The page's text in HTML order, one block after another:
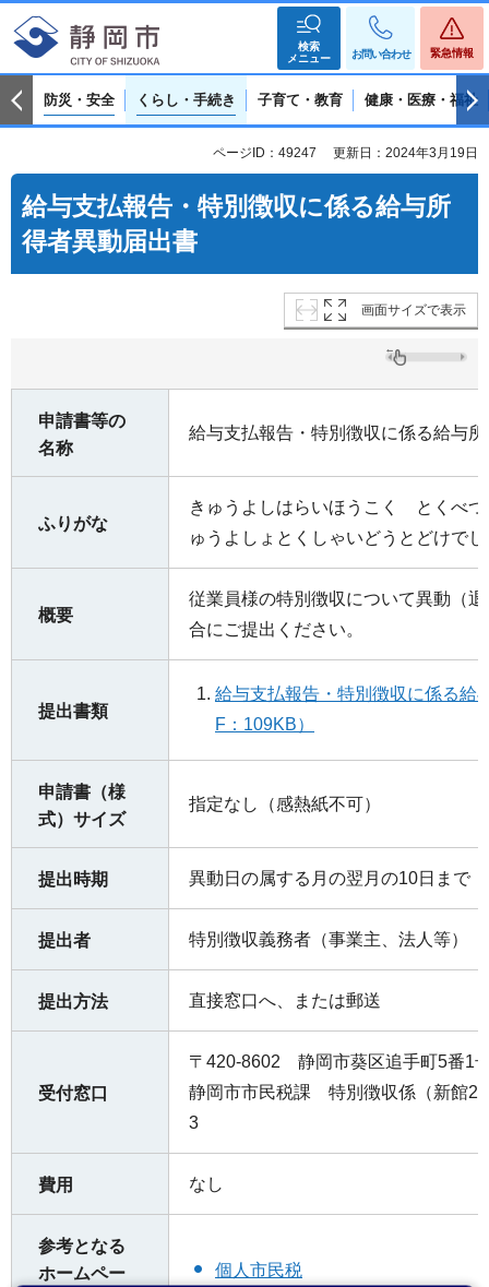
検索
メニュー
お問い合わせ 緊急情報
防災・安全 くらし・手続き 子育て・教育 健康・医療・福祉
ページID：49247 更新日：2024年3月19日
給与支払報告・特別徴収に係る給与所
得者異動届出書
画面サイズで表示
申請書等の
名称
給与支払報告・特別徴収に係る給与
ふりがな
きゅうよしはらいほうこく とくべ
ゅうよしょとくしゃいどうとどけでし
概要
従業員様の特別徴収について異動（
合にご提出ください。
提出書類
給与支払報告・特別徴収に係る給
F：109KB）
申請書（様
式）サイズ
指定なし（感熱紙不可）
提出時期 異動日の属する月の翌月の10日まで
提出者 特別徴収義務者（事業主、法人等）
提出方法 直接窓口へ、または郵送
受付窓口
〒420-8602 静岡市葵区追手町5番1
静岡市市民税課 特別徴収係（新館
3
費用 なし
参考となる
ホームペー
個人市民税